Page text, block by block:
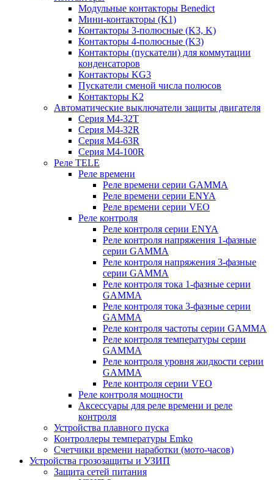
Модульные контакторы Benedict
Мини-контакторы (K1)
Контакторы 3-полюсные (K3, K)
Контакторы 4-полюсные (K3)
Контакторы (пускатели) для коммутации
конденсаторов
Контакторы KG3
Пускатели сменой числа полюсов
Контакторы K2
Автоматические выключатели защиты двигателя
Серия M4-32T
Серия M4-32R
Серия M4-63R
Серия M4-100R
Реле TELE
Реле времени
Реле времени серии GAMMA
Реле времени серии ENYA
Реле времени серии VEO
Реле контроля
Реле контроля серии ENYA
Реле контроля напряжения 1-фазные
серии GAMMA
Реле контроля напряжения 3-фазные
серии GAMMA
Реле контроля тока 1-фазные серии
GAMMA
Реле контроля тока 3-фазные серии
GAMMA
Реле контроля частоты серии GAMMA
Реле контроля температуры серии
GAMMA
Реле контроля уровня жидкости серии
GAMMA
Реле контроля серии VEO
Реле контроля мощности
Аксессуары для реле времени и реле
контроля
Устройства плавного пуска
Контроллеры температуры Emko
Счетчики времени наработки (мото-часов)
Устройства грозозащиты и УЗИП
Защита сетей питания